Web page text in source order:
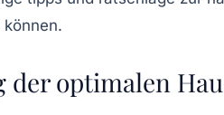
der optimalen